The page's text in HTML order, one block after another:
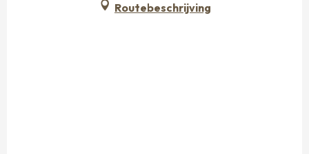
Routebeschrijving